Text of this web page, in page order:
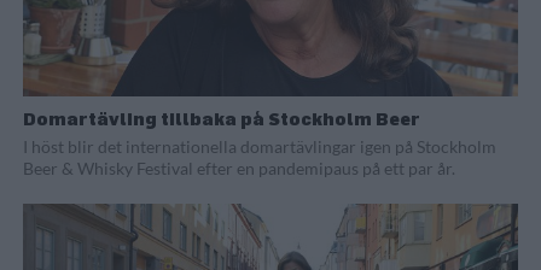
Domartävling tillbaka på Stockholm Beer
I höst blir det internationella domartävlingar igen på Stockholm
Beer & Whisky Festival efter en pandemipaus på ett par år.